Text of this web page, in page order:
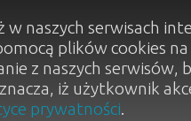
w naszych serwisach
plików cookies
z naszych
iż użytkownik
prywatności.